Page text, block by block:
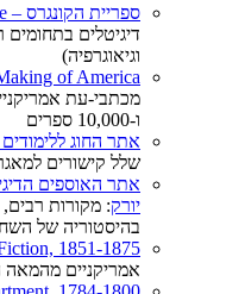
ספריית הקונגרס – American Memory Home
דיגיטלים
וגיאוגרפיה)
of America
מכתבי-עת
ו-10,000 ספרים
אתר החוג
שלל קישורים
אתר האוספים
יורק: מקורות
בהיסטוריה של
1851-1875
אמריקניים